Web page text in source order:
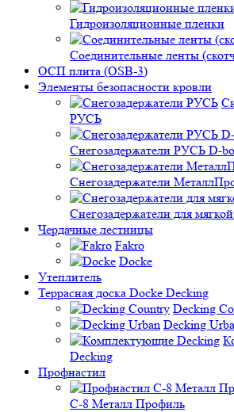
Гидроизоляционные пленки
Соединительные ленты
ОСП плита (OSB-3)
Элементы безопасности кровли
РУСЬ
Снегозадержатели РУСЬ D-
Снегозадержатели
Снегозадержатели для
Чердачные лестницы
Fakro
Docke
Утеплитель
Террасная доска Docke Decking
Decking
Decking
Decking
Профнастил
C-8 Металл Профиль